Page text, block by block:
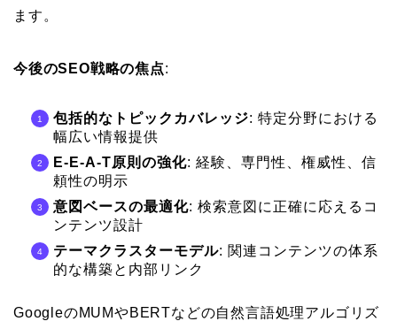
ます。
今後のSEO戦略の焦点:
包括的なトピックカバレッジ: 特定分野における
幅広い情報提供
E-E-A-T原則の強化: 経験、専門性、権威性、信
頼性の明示
意図ベースの最適化: 検索意図に正確に応えるコ
ンテンツ設計
テーマクラスターモデル: 関連コンテンツの体系
的な構築と内部リンク
GoogleのMUMやBERTなどの自然言語処理アルゴリズ